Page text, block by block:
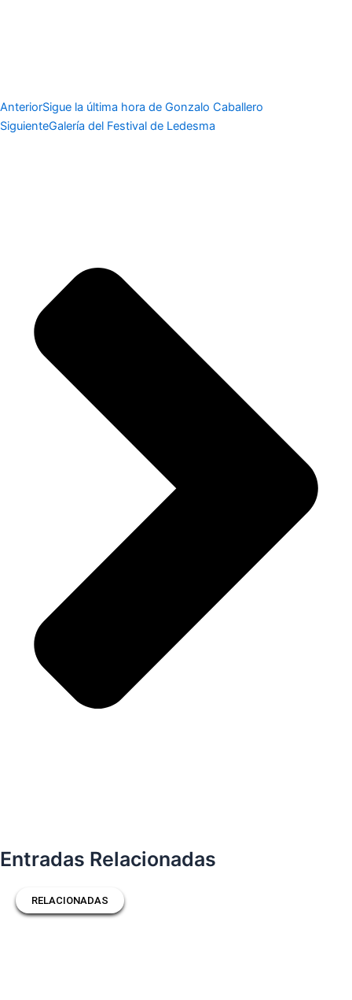
AnteriorSigue la última hora de Gonzalo Caballero
SiguienteGalería del Festival de Ledesma
Entradas Relacionadas
RELACIONADAS